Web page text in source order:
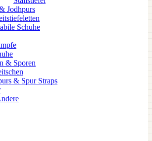
Jodhpurs
Schuhe
& Sporen
& Spur Straps